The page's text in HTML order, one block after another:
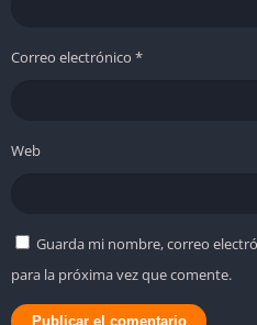
Correo electrónico *
Web
Guarda mi nombre, correo
para la próxima vez que comente.